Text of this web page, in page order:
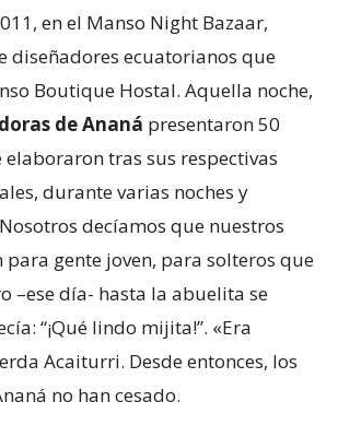
en el Manso Night Bazaar,
diseñadores ecuatorianos que
Boutique Hostal. Aquella noche,
de Ananá presentaron 50
tras sus respectivas
durante varias noches y
decíamos que nuestros
gente joven, para solteros que
–ese día- hasta la abuelita se
“¡Qué lindo mijita!”. «Era
Acaiturri. Desde entonces, los
no han cesado.